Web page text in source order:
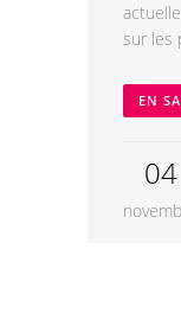
sur les
EN
04